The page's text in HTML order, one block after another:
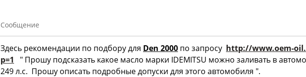
Сообщение
Здесь рекомендации по подбору для Den 2000 по запросу http://www.oem-
p=1
" Прошу подсказать какое масло марки IDEMITSU можно заливать в
249 л.с. Прошу описать подробные допуски для этого автомобиля ".